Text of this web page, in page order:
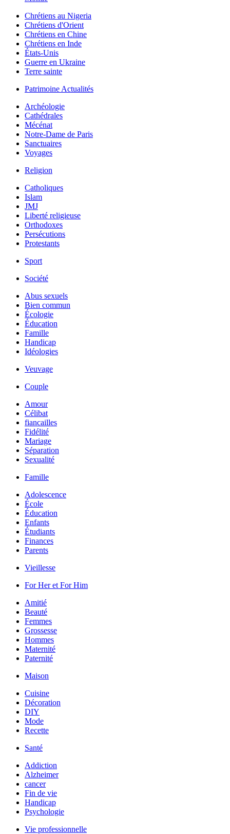
Chrétiens au Nigeria
Chrétiens d'Orient
Chrétiens en Chine
Chrétiens en Inde
États-Unis
Guerre en Ukraine
Terre sainte
Patrimoine Actualités
Archéologie
Cathédrales
Mécénat
Notre-Dame de Paris
Sanctuaires
Voyages
Religion
Catholiques
Islam
JMJ
Liberté religieuse
Orthodoxes
Persécutions
Protestants
Sport
Société
Abus sexuels
Bien commun
Écologie
Éducation
Famille
Handicap
Idéologies
Veuvage
Couple
Amour
Célibat
fiancailles
Fidélité
Mariage
Séparation
Sexualité
Famille
Adolescence
École
Éducation
Enfants
Étudiants
Finances
Parents
Vieillesse
For Her et For Him
Amitié
Beauté
Femmes
Grossesse
Hommes
Maternité
Paternité
Maison
Cuisine
Décoration
DIY
Mode
Recette
Santé
Addiction
Alzheimer
cancer
Fin de vie
Handicap
Psychologie
Vie professionnelle